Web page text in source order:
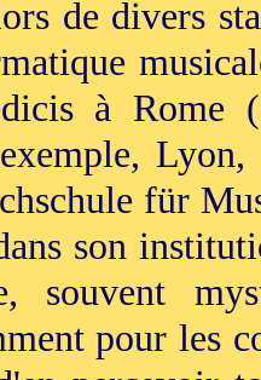
de divers
à Rome
für
son
souvent
pour les